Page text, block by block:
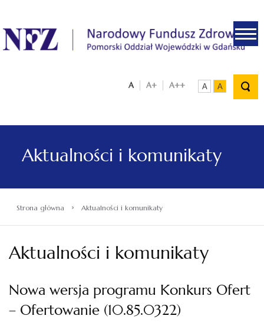
.
A A+ A++ A A
Aktualności i komunikaty
Strona główna › Aktualności i komunikaty
Aktualności i komunikaty
Nowa wersja programu Konkurs Ofert
– Ofertowanie (10.85.0322)